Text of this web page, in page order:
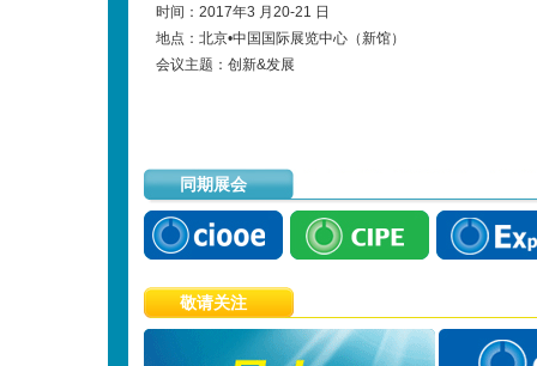
时间：2017年3 月20-21 日
地点：北京•中国国际展览中心（新馆）
会议主题：创新&发展
同期展会
敬请关注